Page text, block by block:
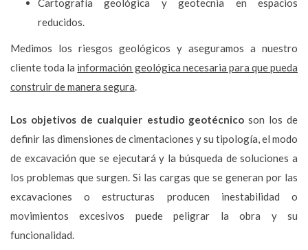
Cartografía geológica y geotecnia en espacios
reducidos.
Medimos los riesgos geológicos y aseguramos a nuestro
cliente toda la información geológica necesaria para que pueda
construir de manera segura.
Los objetivos de cualquier estudio geotécnicoson los de
definir las dimensiones de cimentaciones y su tipología, el modo
de excavación que se ejecutará y la búsqueda de soluciones a
los problemas que surgen. Si las cargas que se generan por las
excavaciones o estructuras producen inestabilidad o
movimientos excesivos puede peligrar la obra y su
funcionalidad.